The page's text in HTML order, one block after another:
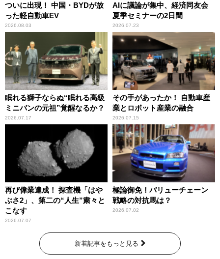
ついに出現！ 中国・BYDが放
った軽自動車EV
2026.08.03
AIに議論が集中、経済同友会
夏季セミナーの2日間
2026.07.23
眠れる獅子ならぬ“眠れる高級
ミニバンの元祖”覚醒なるか？
2026.07.17
その手があったか！ 自動車産
業とロボット産業の融合
2026.07.15
再び偉業達成！ 探査機「はや
ぶさ2」、第二の“人生”粛々と
こなす
2026.07.07
極論御免！バリューチェーン
戦略の対抗馬は？
2026.07.02
新着記事をもっと見る